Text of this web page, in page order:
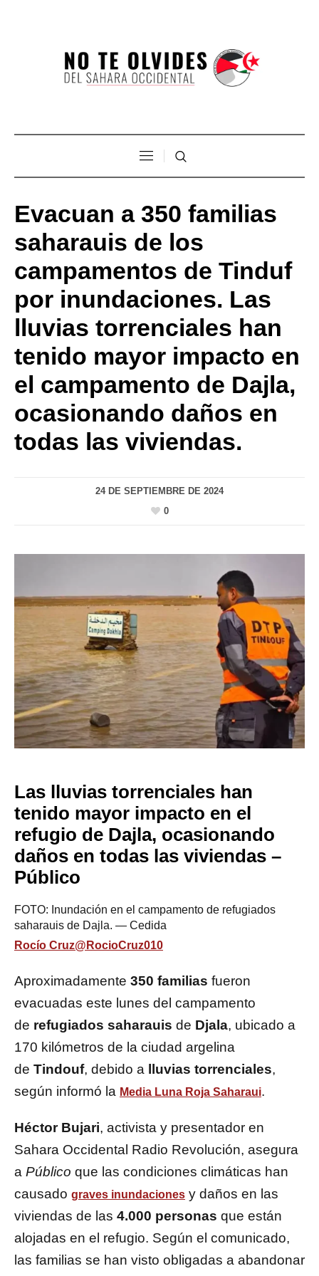
Evacuan a 350 familias
saharauis de los
campamentos de Tinduf
por inundaciones. Las
lluvias torrenciales han
tenido mayor impacto en
el campamento de Dajla,
ocasionando daños en
todas las viviendas.
24 DE SEPTIEMBRE DE 2024
0
Las lluvias torrenciales han
tenido mayor impacto en el
refugio de Dajla, ocasionando
daños en todas las viviendas –
Público
FOTO: Inundación en el campamento de refugiados
saharauis de Dajla. — Cedida
Rocío Cruz@RocioCruz010
Aproximadamente 350 familias fueron
evacuadas este lunes del campamento
de refugiados saharauis de Djala, ubicado a
170 kilómetros de la ciudad argelina
de Tindouf, debido a lluvias torrenciales,
según informó la Media Luna Roja Saharaui.
Héctor Bujari, activista y presentador en
Sahara Occidental Radio Revolución, asegura
a Público que las condiciones climáticas han
causado graves inundaciones y daños en las
viviendas de las 4.000 personas que están
alojadas en el refugio. Según el comunicado,
las familias se han visto obligadas a abandonar